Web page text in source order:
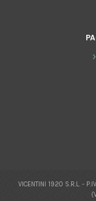
VICENTINI 1920 S.R.L. -